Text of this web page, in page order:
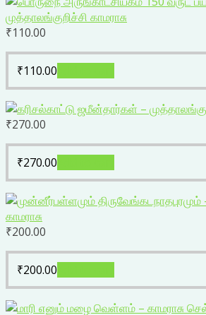
₹110.00
₹110.00
₹270.00
₹270.00
₹200.00
₹200.00